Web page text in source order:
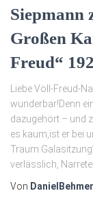
Siepmann
Großen
Freud“
Liebe Völl-Freud-
wunderbar!Denn
dazugehört – und
es kaum,ist er bei
verlässlich,
Von